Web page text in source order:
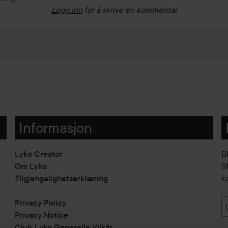
Logg inn for å skrive en kommentar
Informasjon
Lyko Creator
Om Lyko
Tilgjengelighetserklæring
Privacy Policy
Privacy Notice